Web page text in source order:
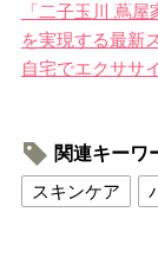
「二子玉川 蔦
を実現する最新
自宅でエクササ
関連キーワ
スキンケア